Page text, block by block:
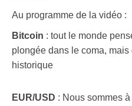
Au programme de la vidéo :
Bitcoin : tout le monde
plongée dans le coma,
historique
EUR/USD : Nous sommes